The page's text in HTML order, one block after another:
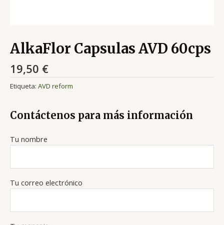
AlkaFlor Capsulas AVD 60cps
19,50 €
Etiqueta: AVD reform
Contáctenos para más información
Tu nombre
Tu correo electrónico